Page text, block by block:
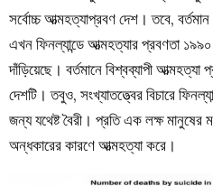
সর্বোচ্চ আত্মহত্যাপ্রবণ দেশ। তবে, বর্তমান
এখন ফিনল্যান্ডে আত্মহত্যার প্রবণতা
দাঁড়িয়েছে। বর্তমানে বিশ্বব্যাপী
দেশটি। তবুও, সংখ্যাতত্ত্বের বিচারে
জন্য যথেষ্ট বৈরী। প্রতি এক লক্ষ
অন্ধকারের কারণে আত্মহত্যা করে।